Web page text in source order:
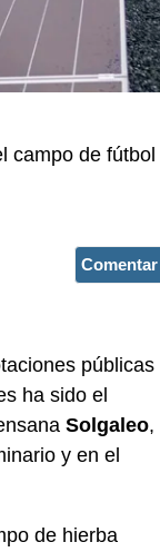
campo de fútbol
Comentar
públicas
ha sido el
Solgaleo,
y en el
de hierba